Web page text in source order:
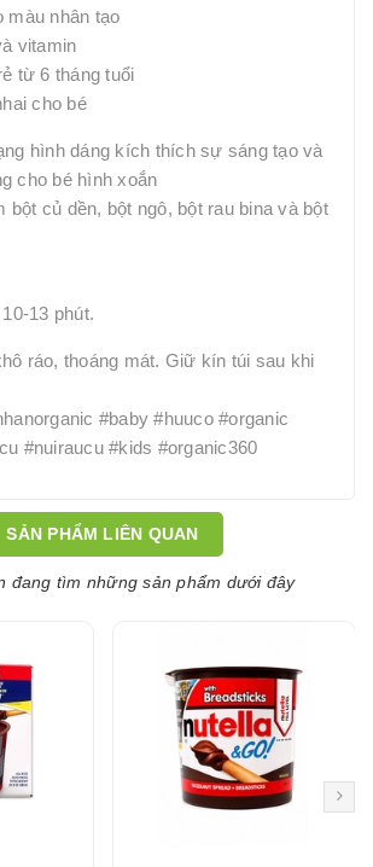
màu nhân tạo
vitamin
từ 6 tháng tuổi
cho bé
hình dáng kích thích sự sáng tạo và
cho bé hình xoắn
bột củ dền, bột ngô, bột rau bina và bột
13 phút.
ráo, thoáng mát. Giữ kín túi sau khi
#baby #huuco #organic
#nuiraucu #kids #organic360
SẢN PHẨM LIÊN QUAN
đang tìm những sản phẩm dưới đây